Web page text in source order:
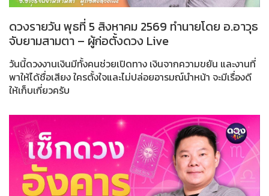
ดวงรายวัน พุธที่ 5 สิงหาคม 2569 ทำนายโดย อ.อาวุธ
จับยามสามตา – ผู้ก่อตั้งดวง Live
วันนี้ดวงงานเงินมีทั้งคนช่วยเปิดทาง เงินจากความขยัน และงานที่
พาให้ได้ชื่อเสียง ใครตั้งใจและไม่ปล่อยอารมณ์นำหน้า จะมีเรื่องดี
ให้เก็บเกี่ยวครับ